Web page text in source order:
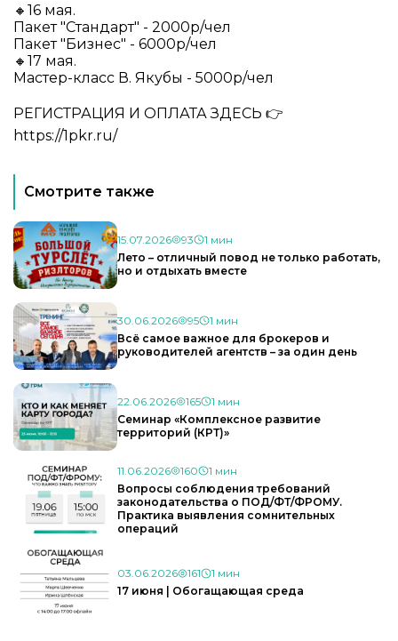
🔸16 мая.
Пакет "Стандарт" - 2000р/чел
Пакет "Бизнес" - 6000р/чел
🔸17 мая.
Мастер-класс В. Якубы - 5000р/чел
РЕГИСТРАЦИЯ И ОПЛАТА ЗДЕСЬ 👉
https://1pkr.ru/
Смотрите также
15.07.2026 93
1 мин
Лето – отличный повод не только работать,
но и отдыхать вместе
30.06.2026 95
1 мин
Всё самое важное для брокеров и
руководителей агентств – за один день
22.06.2026 165
1 мин
Семинар «Комплексное развитие
территорий (КРТ)»
11.06.2026 160
1 мин
Вопросы соблюдения требований
законодательства о ПОД/ФТ/ФРОМУ.
Практика выявления сомнительных
операций
03.06.2026 161
1 мин
17 июня | Обогащающая среда